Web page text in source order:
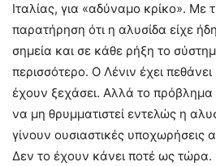
Ιταλίας, για «αδύναμο κρίκο». Με
παρατήρηση ότι η αλυσίδα είχε
σημεία και σε κάθε ρήξη το
περισσότερο. Ο Λένιν έχει πεθάνει
έχουν ξεχάσει. Αλλά το πρόβλημα
να μη θρυμματιστεί εντελώς η
γίνουν ουσιαστικές υποχωρήσεις
Δεν το έχουν κάνει ποτέ ως τώρα.